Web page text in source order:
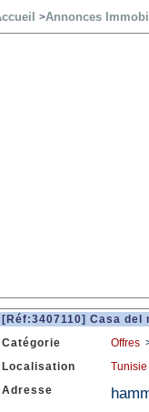
>Annonces
[Réf:3407110] Casa del
Catégorie
Offres
Localisation
Tunisie
Adresse